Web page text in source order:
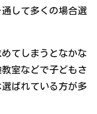
して多くの場合選
てしまうとなかな
室などで子どもさ
ばれている方が多